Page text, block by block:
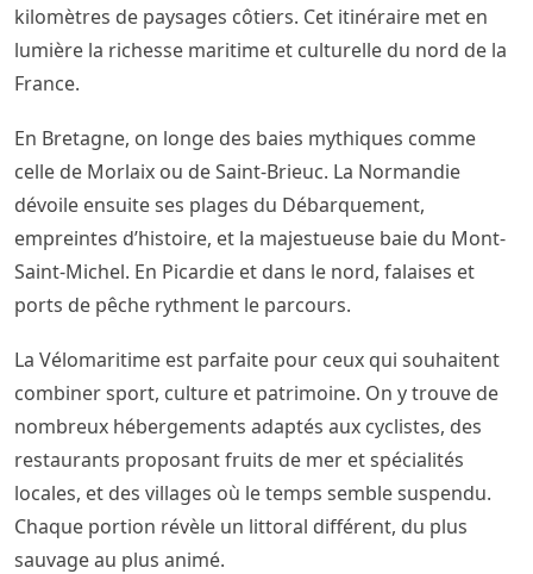
kilomètres de paysages côtiers. Cet itinéraire met en
lumière la richesse maritime et culturelle du nord de la
France.
En Bretagne, on longe des baies mythiques comme
celle de Morlaix ou de Saint-Brieuc. La Normandie
dévoile ensuite ses plages du Débarquement,
empreintes d’histoire, et la majestueuse baie du Mont-
Saint-Michel. En Picardie et dans le nord, falaises et
ports de pêche rythment le parcours.
La Vélomaritime est parfaite pour ceux qui souhaitent
combiner sport, culture et patrimoine. On y trouve de
nombreux hébergements adaptés aux cyclistes, des
restaurants proposant fruits de mer et spécialités
locales, et des villages où le temps semble suspendu.
Chaque portion révèle un littoral différent, du plus
sauvage au plus animé.